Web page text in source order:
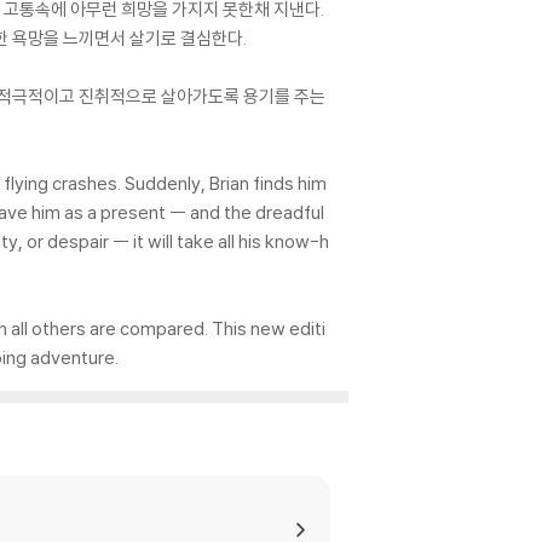
통속에 아무런 희망을 가지지 못한채 지낸다.
욕망을 느끼면서 살기로 결심한다.
극적이고 진취적으로 살아가도록 용기를 주는
crashes. Suddenly, Brian finds him
him as a present -- and the dreadful
or despair -- it will take all his know-h
others are compared. This new editi
adventure.